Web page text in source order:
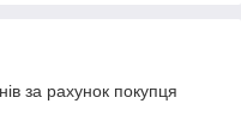
за рахунок покупця